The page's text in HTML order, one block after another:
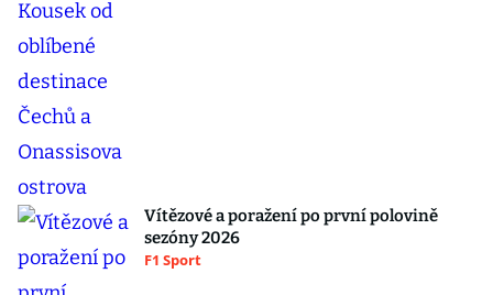
Vítězové a poražení po první polovině
sezóny 2026
F1 Sport